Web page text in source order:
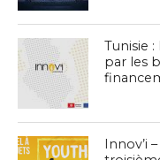
Tunisie
par les
Innov’i